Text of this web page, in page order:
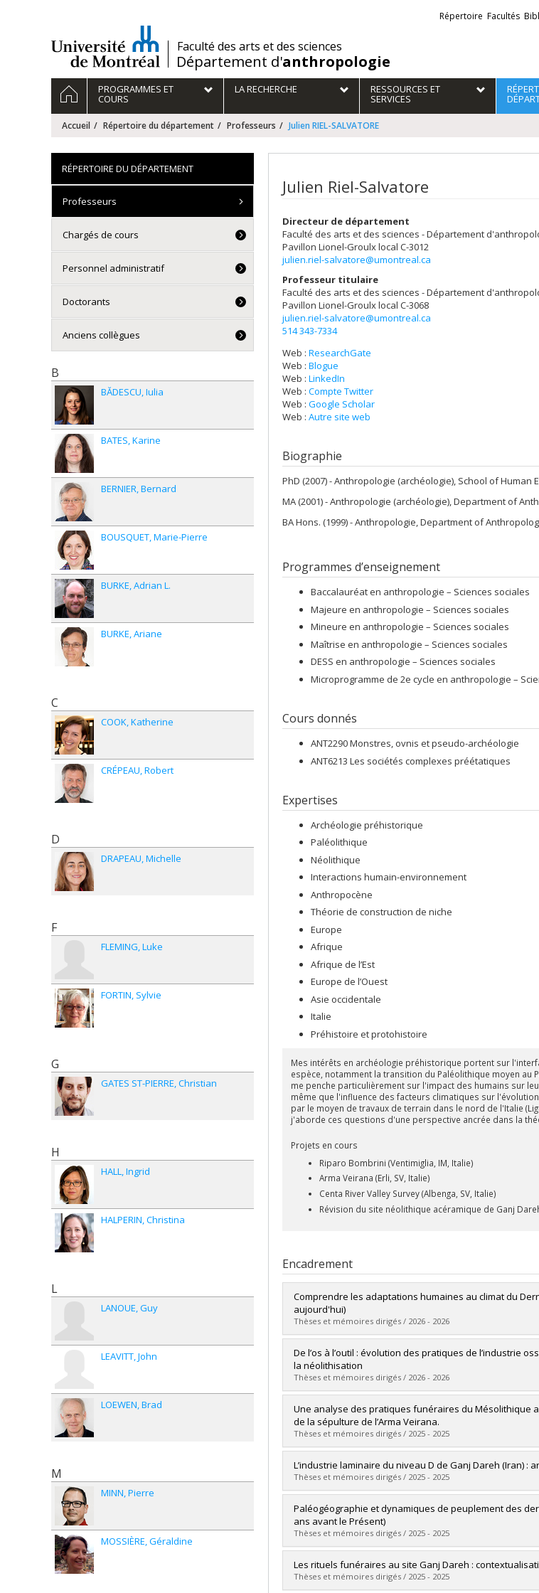
/Faculté des arts et des sciences
Département d'anthropologie
Liens
externes
Répertoire Facultés
Navigation
principale
ACCUEILPROGRAMMES ET
COURS
LA RECHERCHE RESSOURCES ET
SERVICES
Accueil Répertoire du département Professeurs Julien RIEL-SALVATORE
Julien Riel-Salvatore
Directeur de département
Faculté des arts et des sciences - Département
Pavillon Lionel-Groulxlocal C-3012
julien.riel-salvatore@umontreal.ca
Professeur titulaire
Faculté des arts et des sciences - Département
Pavillon Lionel-Groulxlocal C-3068
julien.riel-salvatore@umontreal.ca
514 343-7334
Web : ResearchGate
Web : Blogue
Web : LinkedIn
Web : Compte Twitter
Web : Google Scholar
Web : Autre site web
Biographie
PhD (2007) - Anthropologie (archéologie), School of
MA (2001) - Anthropologie (archéologie), Department of
BA Hons. (1999) - Anthropologie, Department of
Programmes d’enseignement
Baccalauréat en anthropologie – Sciences sociales
Majeure en anthropologie – Sciences sociales
Mineure en anthropologie – Sciences sociales
Maîtrise en anthropologie – Sciences sociales
DESS en anthropologie – Sciences sociales
Microprogramme de 2e cycle en anthropologie –
Cours donnés
ANT2290 Monstres, ovnis et pseudo-archéologie
ANT6213 Les sociétés complexes préétatiques
Expertises
Archéologie préhistorique
Paléolithique
Néolithique
Interactions humain-environnement
Anthropocène
Théorie de construction de niche
Europe
Afrique
Afrique de l’Est
Europe de l’Ouest
Asie occidentale
Italie
Préhistoire et protohistoire
Mes intérêts en archéologie préhistorique portent sur
espèce, notamment la transition du Paléolithique moyen au
me penche particulièrement sur l'impact des humains sur
même que l'influence des facteurs climatiques sur
par le moyen de travaux de terrain dans le nord de l'Italie
j'aborde ces questions d'une perspective ancrée dans la
Projets en cours
Riparo Bombrini (Ventimiglia, IM, Italie)
Arma Veirana (Erli, SV, Italie)
Centa River Valley Survey (Albenga, SV, Italie)
Révision du site néolithique acéramique de Ganj
Encadrement
Comprendre les adaptations humaines au climat du
aujourd'hui)
Thèses et mémoires dirigés / 2026 - 2026
Diplômé(e) :Jugault, Océane
Cycle :Maîtrise
Diplôme obtenu :M. Sc.
Lien vers le document dans Papyrus
De l’os à l’outil : évolution des pratiques de l’industrie
la néolithisation
Thèses et mémoires dirigés / 2026 - 2026
Diplômé(e) : Cadieux, Agathe
Cycle :Maîtrise
Diplôme obtenu :M. Sc.
Lien vers le document dans Papyrus
Une analyse des pratiques funéraires du Mésolithique
de la sépulture de l’Arma Veirana.
Thèses et mémoires dirigés / 2025 - 2025
Diplômé(e) :Brun, Catherine
Cycle : Maîtrise
Diplôme obtenu :M. Sc.
Lien vers le document dans Papyrus
L’industrie laminaire du niveau D de Ganj Dareh (Iran)
Thèses et mémoires dirigés / 2025 - 2025
Diplômé(e) :Maitre, Estelle
Cycle :Maîtrise
Diplôme obtenu :M. Sc.
Lien vers le document dans Papyrus
Paléogéographie et dynamiques de peuplement des
ans avant le Présent)
Thèses et mémoires dirigés / 2025 - 2025
Diplômé(e) :Albouy, Benjamin
Cycle : Doctorat
Diplôme obtenu :Ph. D.
Les rituels funéraires au site Ganj Dareh :
Thèses et mémoires dirigés / 2025 - 2025
RÉPERTOIRE DU DÉPARTEMENT
Professeurs
Chargés de cours
Personnel administratif
Doctorants
Anciens collègues
B
BĂDESCU Iulia
BATES Karine
BERNIER Bernard
BOUSQUET Marie-Pierre
BURKE Adrian L.
BURKE Ariane
C
COOK Katherine
CRÉPEAU Robert
D
DRAPEAU Michelle
F
FLEMING Luke
FORTIN Sylvie
G
GATES ST-PIERRE Christian
H
HALL Ingrid
HALPERIN Christina
L
LANOUE Guy
LEAVITT John
LOEWEN Brad
M
MINN Pierre
MOSSIÈRE Géraldine